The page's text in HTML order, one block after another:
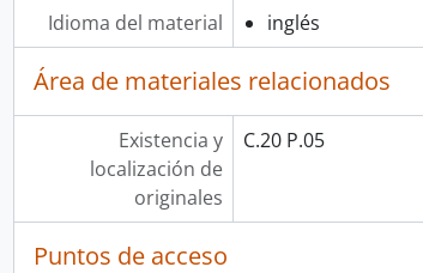
Idioma del material inglés
Área de materiales relacionados
Existencia y
localización de
originales
C.20 P.05
Puntos de acceso